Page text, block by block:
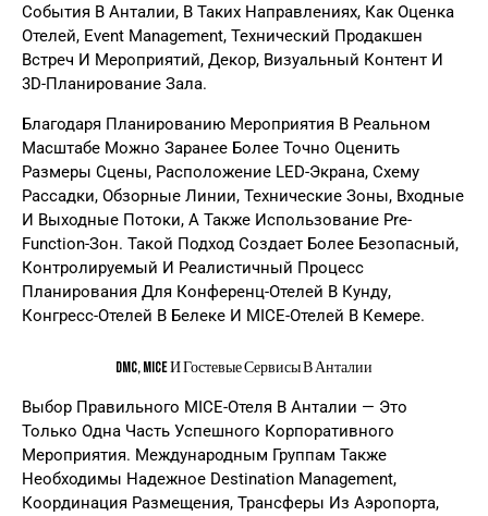
События В Анталии, В Таких Направлениях, Как Оценка
Отелей, Event Management, Технический Продакшен
Встреч И Мероприятий, Декор, Визуальный Контент И
3D-Планирование Зала.
Благодаря Планированию Мероприятия В Реальном
Масштабе Можно Заранее Более Точно Оценить
Размеры Сцены, Расположение LED-Экрана, Схему
Рассадки, Обзорные Линии, Технические Зоны, Входные
И Выходные Потоки, А Также Использование Pre-
Function-Зон. Такой Подход Создает Более Безопасный,
Контролируемый И Реалистичный Процесс
Планирования Для Конференц-Отелей В Кунду,
Конгресс-Отелей В Белеке И MICE-Отелей В Кемере.
DMC, MICE И Гостевые Сервисы В Анталии
Выбор Правильного MICE-Отеля В Анталии — Это
Только Одна Часть Успешного Корпоративного
Мероприятия. Международным Группам Также
Необходимы Надежное Destination Management,
Координация Размещения, Трансферы Из Аэропорта,